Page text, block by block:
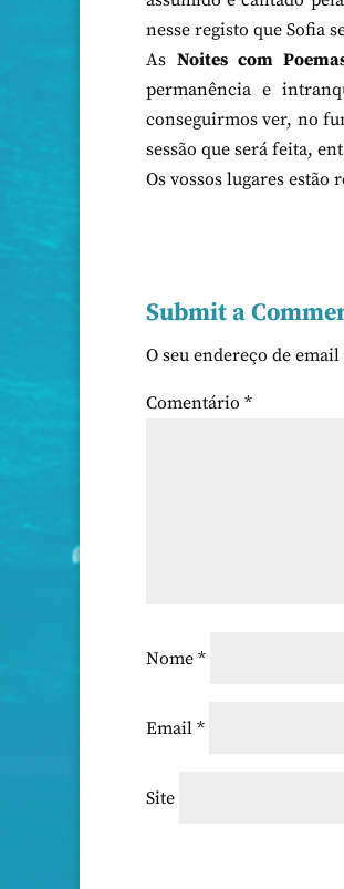
nesse registo que Sofia
As Noites com
permanência e
conseguirmos ver, no
sessão que será feita,
Os vossos lugares estão
Submit a
O seu endereço de
Comentário *
Nome *
Email *
Site